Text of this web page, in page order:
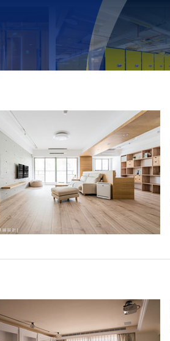
案例分享